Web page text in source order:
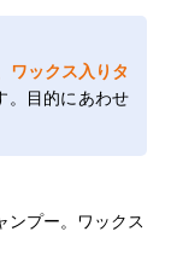
ワックス入りタ
。目的にあわせ
ンプー。ワックス